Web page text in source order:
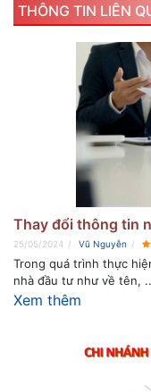
THÔNG TIN LIÊN
Thay đổi thông tin
25/05/2024 Vũ Nguyễn
Trong quá trình thực
nhà đầu tư như về tên,
Xem thêm